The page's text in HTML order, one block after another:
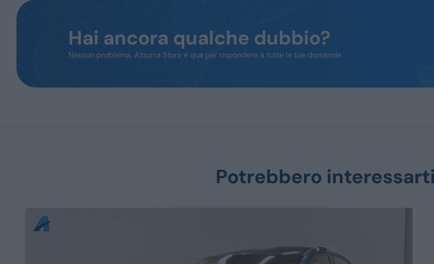
Hai ancora qualche dubbio?
Nessun problema, Azzurra Store è qua per rispondere a tutte le tue domande.
Potrebbero